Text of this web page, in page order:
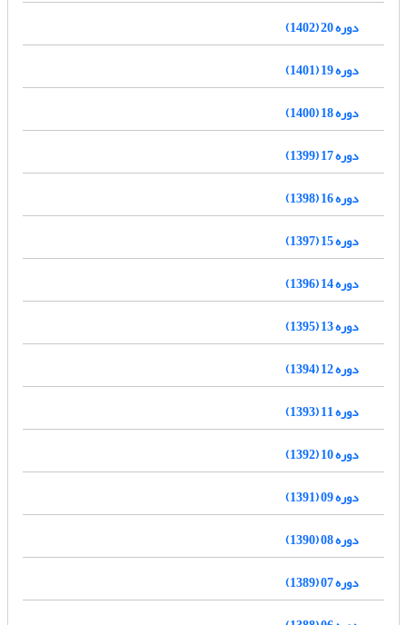
دوره 20 (1402)
دوره 19 (1401)
دوره 18 (1400)
دوره 17 (1399)
دوره 16 (1398)
دوره 15 (1397)
دوره 14 (1396)
دوره 13 (1395)
دوره 12 (1394)
دوره 11 (1393)
دوره 10 (1392)
دوره 09 (1391)
دوره 08 (1390)
دوره 07 (1389)